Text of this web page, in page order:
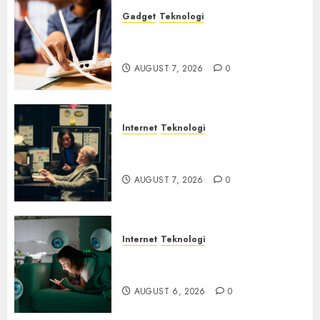
Gadget Teknologi
AUGUST 7, 2026 0
Internet Teknologi
AUGUST 7, 2026 0
Internet Teknologi
AUGUST 6, 2026 0